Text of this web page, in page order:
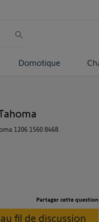
Domotique
1206 1560 8468.
Partager cette question
fil de discussion